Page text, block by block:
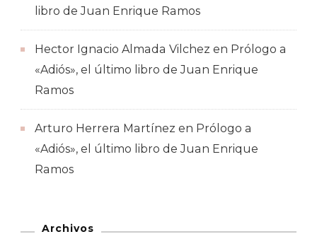
libro de Juan Enrique Ramos
Hector Ignacio Almada Vilchez en Prólogo a
«Adiós», el último libro de Juan Enrique
Ramos
Arturo Herrera Martínez en Prólogo a
«Adiós», el último libro de Juan Enrique
Ramos
Archivos